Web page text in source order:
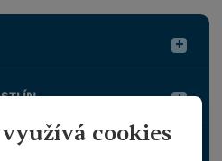
cookies
PRVKY PRE RASTLINY